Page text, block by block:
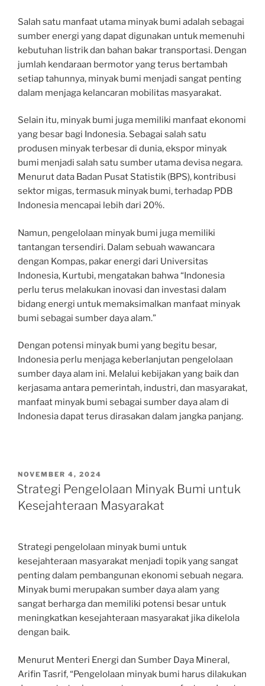
Salah satu manfaat utama minyak bumi adalah sebagai
sumber energi yang dapat digunakan untuk memenuhi
kebutuhan listrik dan bahan bakar transportasi. Dengan
jumlah kendaraan bermotor yang terus bertambah
setiap tahunnya, minyak bumi menjadi sangat penting
dalam menjaga kelancaran mobilitas masyarakat.
Selain itu, minyak bumi juga memiliki manfaat ekonomi
yang besar bagi Indonesia. Sebagai salah satu
produsen minyak terbesar di dunia, ekspor minyak
bumi menjadi salah satu sumber utama devisa negara.
Menurut data Badan Pusat Statistik (BPS), kontribusi
sektor migas, termasuk minyak bumi, terhadap PDB
Indonesia mencapai lebih dari 20%.
Namun, pengelolaan minyak bumi juga memiliki
tantangan tersendiri. Dalam sebuah wawancara
dengan Kompas, pakar energi dari Universitas
Indonesia, Kurtubi, mengatakan bahwa “Indonesia
perlu terus melakukan inovasi dan investasi dalam
bidang energi untuk memaksimalkan manfaat minyak
bumi sebagai sumber daya alam.”
Dengan potensi minyak bumi yang begitu besar,
Indonesia perlu menjaga keberlanjutan pengelolaan
sumber daya alam ini. Melalui kebijakan yang baik dan
kerjasama antara pemerintah, industri, dan masyarakat,
manfaat minyak bumi sebagai sumber daya alam di
Indonesia dapat terus dirasakan dalam jangka panjang.
POSTED
ON
NOVEMBER 4, 2024
Strategi Pengelolaan Minyak Bumi untuk
Kesejahteraan Masyarakat
Strategi pengelolaan minyak bumi untuk
kesejahteraan masyarakat menjadi topik yang sangat
penting dalam pembangunan ekonomi sebuah negara.
Minyak bumi merupakan sumber daya alam yang
sangat berharga dan memiliki potensi besar untuk
meningkatkan kesejahteraan masyarakat jika dikelola
dengan baik.
Menurut Menteri Energi dan Sumber Daya Mineral,
Arifin Tasrif, “Pengelolaan minyak bumi harus dilakukan